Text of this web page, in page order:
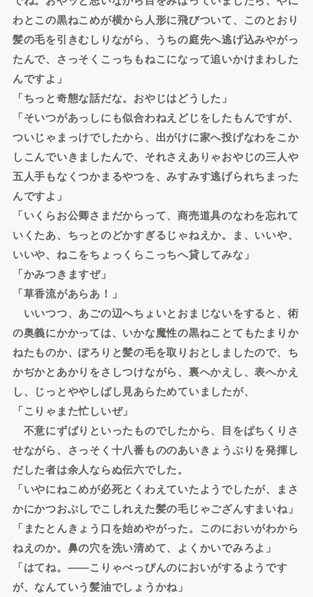
わとこの黒ねこめが横から人形に飛びついて、このとおり
髪の毛を引きむしりながら、うちの庭先へ逃げ込みやがっ
たんで、さっそくこっちもねこになって追いかけまわした
んですよ」
「ちっと奇態な話だな。おやじはどうした」
「そいつがあっしにも似合わねえどじをしたもんですが、
ついじゃまっけでしたから、出がけに家へ投げなわをこか
しこんでいきましたんで、それさえありゃおやじの三人や
五人手もなくつかまるやつを、みすみす逃げられちまった
んですよ」
「いくらお公卿さまだからって、商売道具のなわを忘れて
いくたあ、ちっとのどかすぎるじゃねえか。ま、いいや、
いいや、ねこをちょっくらこっちへ貸してみな」
「かみつきますぜ」
「草香流があらあ！」
いいつつ、あごの辺へちょいとおまじないをすると、術
の奥義にかかっては、いかな魔性の黒ねことてもたまりか
ねたものか、ぽろりと髪の毛を取りおとしましたので、ち
かぢかとあかりをさしつけながら、裏へかえし、表へかえ
し、じっとややしばし見あらためていましたが、
「こりゃまた忙しいぜ」
不意にずばりといったものでしたから、目をぱちくりさ
せながら、さっそく十八番もののあいきょうぶりを発揮し
だした者は余人ならぬ伝六でした。
「いやにねこめが必死とくわえていたようでしたが、まさ
かにかつおぶしでこしれえた髪の毛じゃござんすまいね」
「またとんきょう口を始めやがった。このにおいがわから
ねえのか。鼻の穴を洗い清めて、よくかいでみろよ」
「はてね。――こりゃべっぴんのにおいがするようです
が、なんていう髪油でしょうかね」